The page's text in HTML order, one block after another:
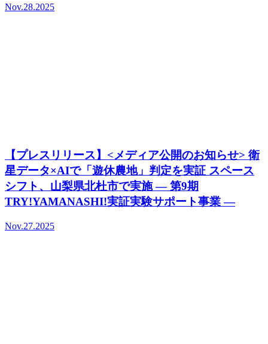
Nov.28.2025
【プレスリリース】<メディア公開のお知らせ> 衛
星データ×AIで「遊休農地」判定を実証 スペース
シフト、山梨県北杜市で実施 ― 第9期
TRY!YAMANASHI!実証実験サポート事業 ―
Nov.27.2025